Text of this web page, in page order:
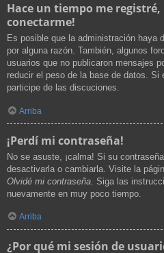
Hace un tiempo me registré,
conectarme!
Es posible que la administración haya
por alguna razón. También, algunos
usuarios que no publicaron mensajes
reducir el peso de la base de datos.
participe de las discuciones.
Arriba
¡Perdí mi contraseña!
No se asuste, ¡calma! Si su
desactivarla o cambiarla. Visite la
Olvidé mi contraseña . Siga las
nuevamente en muy poco tiempo.
Arriba
¿Por qué mi sesión de